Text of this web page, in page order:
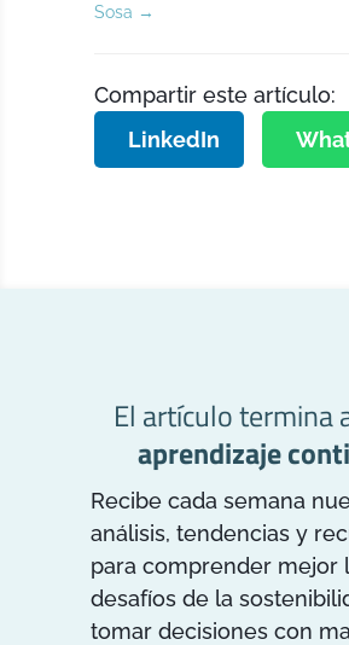
Sosa →
Compartir este artículo:
LinkedIn
El artículo termina
aprendizaje
Recibe cada semana
análisis, tendencias y
para comprender mejor
desafíos de la
tomar decisiones con